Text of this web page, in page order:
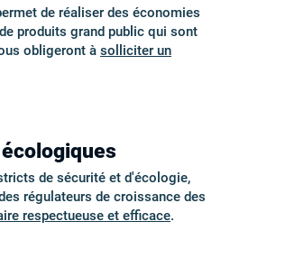
de réaliser des économies
produits grand public qui sont
obligeront à solliciter un
de sécurité et d'écologie,
régulateurs de croissance des
respectueuse et efficace.